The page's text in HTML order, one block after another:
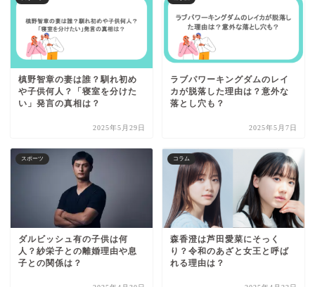
槙野智章の妻は誰？馴れ初め
や子供何人？「寝室を分けた
い」発言の真相は？
2025年5月29日
ラブパワーキングダムのレイ
カが脱落した理由は？意外な
落とし穴も？
2025年5月7日
スポーツ
ダルビッシュ有の子供は何
人？紗栄子との離婚理由や息
子との関係は？
コラム
森香澄は芦田愛菜にそっく
り？令和のあざと女王と呼ば
れる理由は？